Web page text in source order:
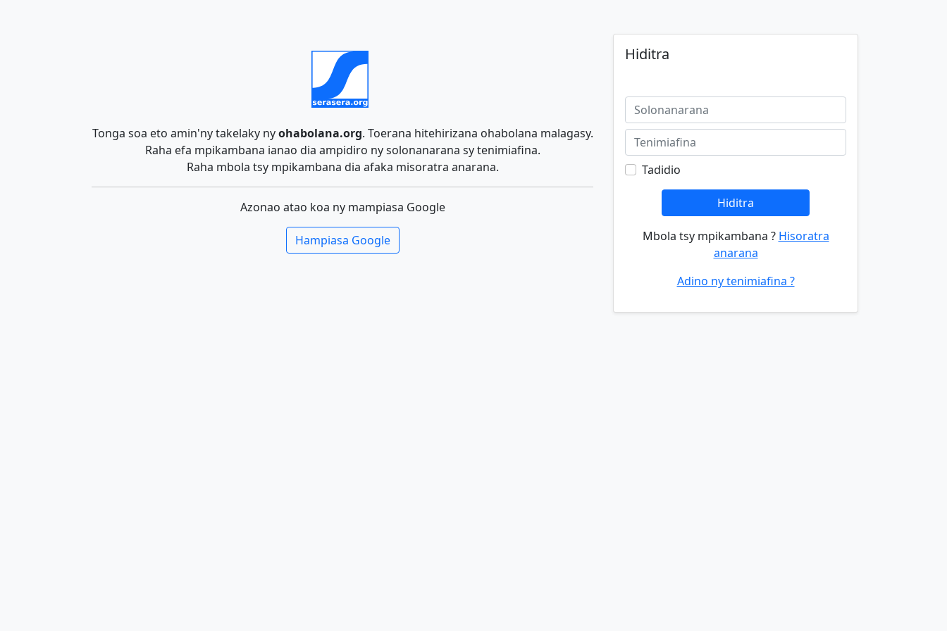
Tonga soa eto amin'ny takelaky nyohabolana.org. Toerana hitehirizana ohabolana malagasy.
Raha efa mpikambana ianao dia ampidiro ny solonanarana sy tenimiafina.
Raha mbola tsy mpikambana dia afaka misoratra anarana.
Azonao atao koa ny mampiasa Google
Hampiasa Google
Hiditra
Tadidio
Hiditra
Mbola tsy mpikambana ? Hisoratra
anarana
Adino ny tenimiafina ?